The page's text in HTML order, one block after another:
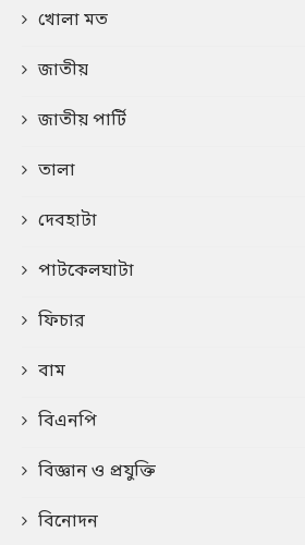
খোলা মত
জাতীয়
জাতীয় পার্টি
তালা
দেবহাটা
পাটকেলঘাটা
ফিচার
বাম
বিএনপি
বিজ্ঞান ও প্রযুক্তি
বিনোদন